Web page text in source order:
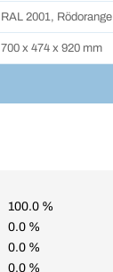
RAL 2001, Rödorange
700 x 474 x 920 mm
100.0 %
0.0 %
0.0 %
0.0 %